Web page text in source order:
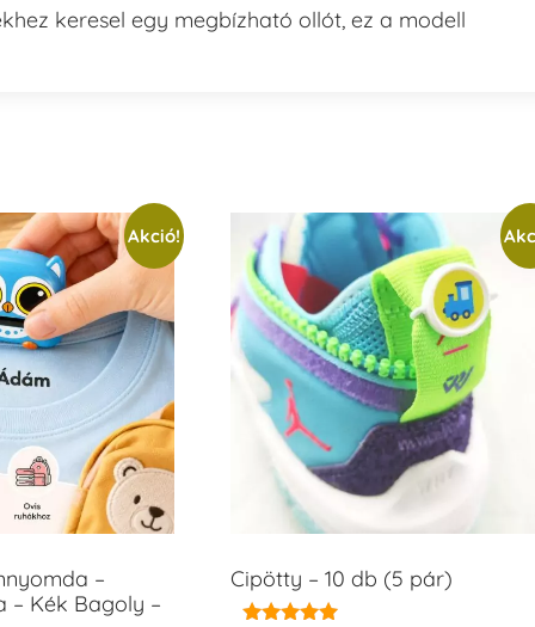
keresel egy megbízható ollót, ez a modell
Akció!
–
– Kék Bagoly –
Cipötty – 10 db (5 pár)